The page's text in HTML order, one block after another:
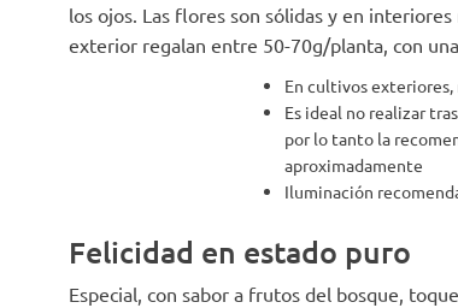
los ojos. Las flores son sólidas y en
exterior regalan entre 50-70g/planta, con
En cultivos
Es ideal no realizar
por lo tanto la
aproximadamente
Iluminación
Felicidad en estado puro
Especial, con sabor a frutos del bosque,